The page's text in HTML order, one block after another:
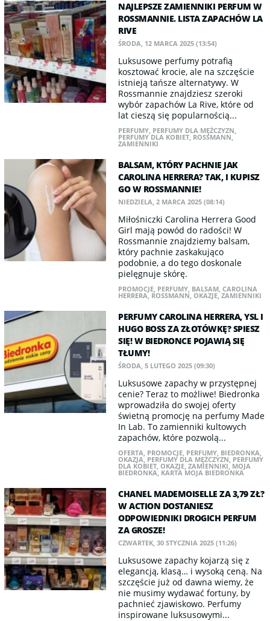
NAJLEPSZE ZAMIENNIKI PERFUM W
ROSSMANNIE. LISTA ZAPACHÓW LA
RIVE
ŚRODA, 12 MARCA 2025 (13:54)
Luksusowe perfumy potrafią
kosztować krocie, ale na szczęście
istnieją tańsze alternatywy. W
Rossmannie znajdziesz szeroki
wybór zapachów La Rive, które od
lat cieszą się popularnością...
PERFUMY, PERFUMY DLA MĘŻCZYZN,
PERFUMY DLA KOBIET, ROSSMANN,
ZAMIENNIKI
BALSAM, KTÓRY PACHNIE JAK
CAROLINA HERRERA? TAK, I KUPISZ
GO W ROSSMANNIE!
NIEDZIELA, 2 MARCA 2025 (08:14)
Miłośniczki Carolina Herrera Good
Girl mają powód do radości! W
Rossmannie znajdziemy balsam,
który pachnie zaskakująco
podobnie, a do tego doskonale
pielęgnuje skórę.
PROMOCJE, PERFUMY, BALSAM,CAROLINA
HERRERA, ROSSMANN,OKAZJE,ZAMIENNIKI
PERFUMY CAROLINA HERRERA, YSL I
HUGO BOSS ZA ZŁOTÓWKĘ? SPIESZ
SIĘ! W BIEDRONCE POJAWIĄ SIĘ
TŁUMY!
ŚRODA, 5 LUTEGO 2025 (09:30)
​Luksusowe zapachy w przystępnej
cenie? Teraz to możliwe! Biedronka
wprowadziła do swojej oferty
świetną promocję na perfumy Made
In Lab. To zamienniki kultowych
zapachów, które pozwolą...
OFERTA, PROMOCJE, PERFUMY, BIEDRONKA,
OKAZJA, PERFUMY DLA MĘŻCZYZN, PERFUMY
DLA KOBIET,OKAZJE,ZAMIENNIKI, MOJA
BIEDRONKA, KARTA MOJA BIEDRONKA
CHANEL MADEMOISELLE ZA 3,79 ZŁ?
W ACTION DOSTANIESZ
ODPOWIEDNIKI DROGICH PERFUM
ZA GROSZE!
CZWARTEK, 30 STYCZNIA 2025 (11:26)
Luksusowe zapachy kojarzą się z
elegancją, klasą… i wysoką ceną. Na
szczęście już od dawna wiemy, że
nie musimy wydawać fortuny, by
pachnieć zjawiskowo. Perfumy
inspirowane luksusowymi...